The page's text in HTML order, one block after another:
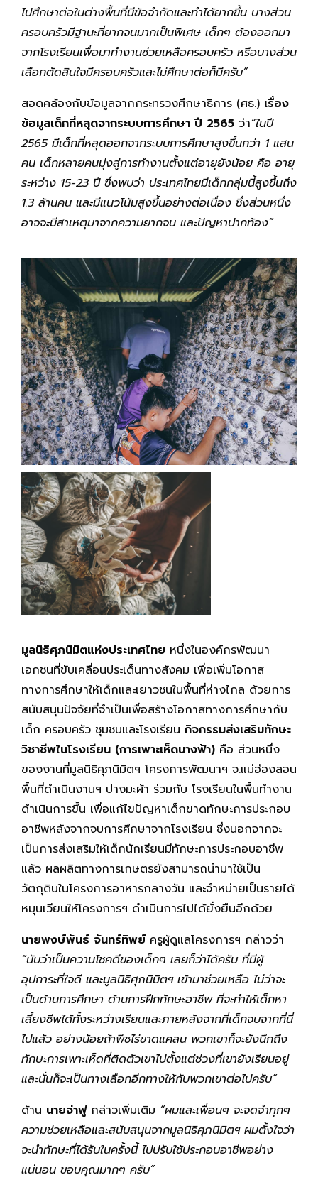
ไปศึกษาต่อในต่างพื้นที่มีข้อจำกัดและทำได้ยากขึ้น บางส่วน
ครอบครัวมีฐานะที่ยากจนมากเป็นพิเศษ เด็กๆ ต้องออกมา
จากโรงเรียนเพื่อมาทำงานช่วยเหลือครอบครัว หรือบางส่วน
เลือกตัดสินใจมีครอบครัวและไม่ศึกษาต่อก็มีครับ”
สอดคล้องกับข้อมูลจากกระทรวงศึกษาธิการ (ศธ.) เรื่อง
ข้อมูลเด็กที่หลุดจากระบบการศึกษา ปี 2565 ว่า“ในปี
2565 มีเด็กที่หลุดออกจากระบบการศึกษาสูงขึ้นกว่า 1 แสน
คน เด็กหลายคนมุ่งสู่การทำงานตั้งแต่อายุยังน้อย คือ อายุ
ระหว่าง 15-23 ปี ซึ่งพบว่า ประเทศไทยมีเด็กกลุ่มนี้สูงขึ้นถึง
1.3 ล้านคน และมีแนวโน้มสูงขึ้นอย่างต่อเนื่อง ซึ่งส่วนหนึ่ง
อาจจะมีสาเหตุมาจากความยากจน และปัญหาปากท้อง”
มูลนิธิศุภนิมิตแห่งประเทศไทย หนึ่งในองค์กรพัฒนา
เอกชนที่ขับเคลื่อนประเด็นทางสังคม เพื่อเพิ่มโอกาส
ทางการศึกษาให้เด็กและเยาวชนในพื้นที่ห่างไกล ด้วยการ
สนับสนุนปัจจัยที่จำเป็นเพื่อสร้างโอกาสทางการศึกษากับ
เด็ก ครอบครัว ชุมชนและโรงเรียน กิจกรรมส่งเสริมทักษะ
วิชาชีพในโรงเรียน (การเพาะเห็ดนางฟ้า) คือ ส่วนหนึ่ง
ของงานที่มูลนิธิศุภนิมิตฯ โครงการพัฒนาฯ จ.แม่ฮ่องสอน
พื้นที่ดำเนินงานฯ ปางมะผ้า ร่วมกับ โรงเรียนในพื้นทำงาน
ดำเนินการขึ้น เพื่อแก้ไขปัญหาเด็กขาดทักษะการประกอบ
อาชีพหลังจากจบการศึกษาจากโรงเรียน ซึ่งนอกจากจะ
เป็นการส่งเสริมให้เด็กนักเรียนมีทักษะการประกอบอาชีพ
แล้ว ผลผลิตทางการเกษตรยังสามารถนำมาใช้เป็น
วัตถุดิบในโครงการอาหารกลางวัน และจำหน่ายเป็นรายได้
หมุนเวียนให้โครงการฯ ดำเนินการไปได้ยั่งยืนอีกด้วย
นายพงษ์พันธ์ จันทร์ทิพย์ ครูผู้ดูแลโครงการฯ กล่าวว่า
“นับว่าเป็นความโชคดีของเด็กๆ เลยก็ว่าได้ครับ ที่มีผู้
อุปการะที่ใจดี และมูลนิธิศุภนิมิตฯ เข้ามาช่วยเหลือ ไม่ว่าจะ
เป็นด้านการศึกษา ด้านการฝึกทักษะอาชีพ ที่จะทำให้เด็กหา
เลี้ยงชีพได้ทั้งระหว่างเรียนและภายหลังจากที่เด็กจบจากที่นี่
ไปแล้ว อย่างน้อยถ้าพืชไร่ขาดแคลน พวกเขาก็จะยังนึกถึง
ทักษะการเพาะเห็ดที่ติดตัวเขาไปตั้งแต่ช่วงที่เขายังเรียนอยู่
และนั่นก็จะเป็นทางเลือกอีกทางให้กับพวกเขาต่อไปครับ”
ด้าน นายจ่าฟูกล่าวเพิ่มเติม “ผมและเพื่อนๆ จะจดจำทุกๆ
ความช่วยเหลือและสนับสนุนจากมูลนิธิศุภนิมิตฯ ผมตั้งใจว่า
จะนำทักษะที่ได้รับในครั้งนี้ ไปปรับใช้ประกอบอาชีพอย่าง
แน่นอน ขอบคุณมากๆ ครับ”